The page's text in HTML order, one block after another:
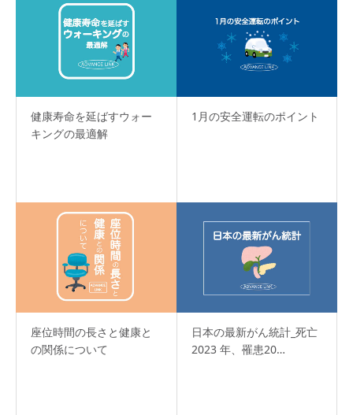
健康寿命を延ばすウォー
キングの最適解
1月の安全運転のポイント
座位時間の長さと健康と
の関係について
日本の最新がん統計_死亡
2023 年、罹患20…